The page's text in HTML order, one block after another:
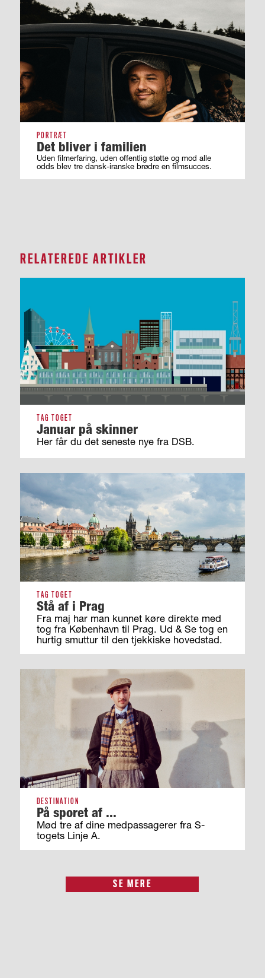
PORTRÆT
Det bliver i familien
Uden filmerfaring, uden offentlig støtte og mod alle
odds blev tre dansk-iranske brødre en filmsucces.
RELATEREDE ARTIKLER
TAG TOGET
Januar på skinner
Her får du det seneste nye fra DSB.
TAG TOGET
Stå af i Prag
Fra maj har man kunnet køre direkte med
tog fra København til Prag. Ud & Se tog en
hurtig smuttur til den tjekkiske hovedstad.
DESTINATION
På sporet af ...
Mød tre af dine medpassagerer fra S-
togets Linje A.
SE MERE